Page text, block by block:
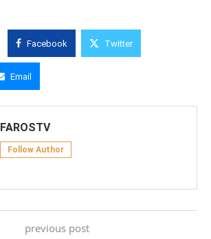
Facebook Twitter
Email
FAROSTV
Follow Author
previous post